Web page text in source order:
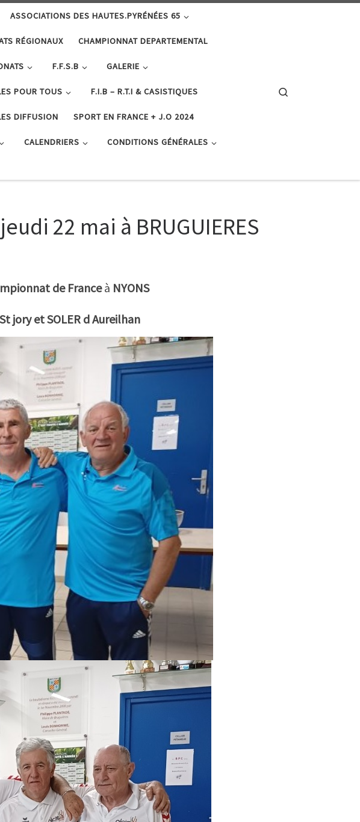
ASSOCIATIONS DES HAUTES.PYRÉNÉES 65
RÉGIONAUX CHAMPIONNAT DEPARTEMENTAL
F.F.S.B GALERIE
POUR TOUS F.I.B – R.T.I & CASISTIQUES
DIFFUSION SPORT EN FRANCE + J.O 2024
CALENDRIERS CONDITIONS GÉNÉRALES
22 mai à BRUGUIERES
de Franceà NYONS
jory et SOLER d Aureilhan